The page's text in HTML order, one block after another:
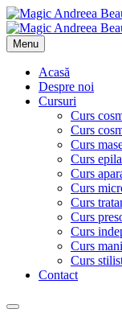
Menu
Acasă
Despre noi
Cursuri
Curs
Curs
Curs
Curs
Curs
Curs
Curs
Curs
Curs
Curs
Curs
Contact